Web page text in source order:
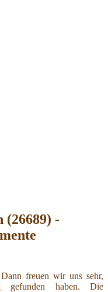
(26689) -
freuen wir uns sehr,
gefunden haben. Die